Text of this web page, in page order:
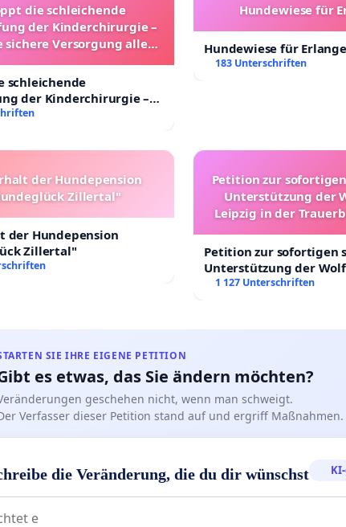
die schleichende
der Kinderchirurgie –
sichere Versorgung aller
schleichende
der Kinderchirurgie –
Versorgung aller
Hundewiese für
Hundewiese für
183 Unterschriften
der Hundepension
Zillertal"
der Hundepension
Zillertal"
Petition zur
Unterstützung der
Leipzig in der
Petition zur sofortigen
Unterstützung der
Leipzig in der
1 127 Unterschriften
SIE IHRE EIGENE PETITION
es etwas, das Sie ändern möchten?
geschehen nicht, wenn man schweigt.
Verfasser dieser Petition stand auf und ergriff Maßnahmen.
die Veränderung, die du dir wünschst